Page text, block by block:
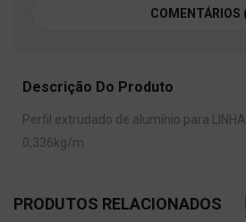
COMENTÁRIOS
Descrição Do Produto
Perfil extrudado de alumínio para
0,336kg/m.
PRODUTOS RELACIONADOS